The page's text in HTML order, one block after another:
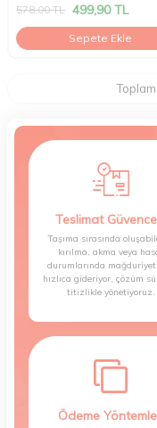
578,00TL 499,90TL
Sepete Ekle
Toplam
Teslimat
Taşıma sırasında
kırılma, akma veya
durumlarında
hızlıca gideriyor, çözüm
titizlikle yönetiyoruz.
Ödeme